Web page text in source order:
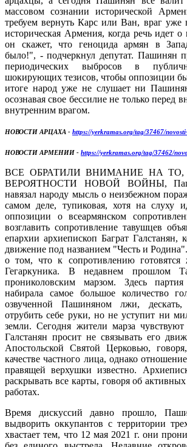
массовом сознании исторической
требуем вернуть Карс или Ван, враг
историческая Армения, когда речь идет
он скажет, что геноцида армян в
было!", - подчеркнул депутат. Пашинян
периодических выбросов в
шокирующих тезисов, чтобы оппозиции
итоге народ уже не слушает ни
осознавая свое бессилие не только перед
внутренним врагом.
НОВОСТИ АРЦАХА - https://yerkramas.org/tag/37467/
НОВОСТИ АРМЕНИИ - https://yerkramas.org/tag/37462/
ВСЕ ОБРАТИЛИ ВНИМАНИЕ НА ТО,
ВЕРОЯТНОСТИ НОВОЙ ВОЙНЫ,
навязал народу мысль о неизбежном
самом деле, тупиковая, хотя на слуху
оппозиции о всеармянском
возглавить сопротивление тавушцев
епархии архиепископ Баграт Галстанян,
движение под названием "Честь и
о том, что к сопротивлению
Гегаркуника. В недавнем прошлом
прониколовским марзом. Здесь
набирала самое большое количество
озвученной Пашиняном лжи,
отрубить себе руки, но не уступит ни
земли. Сегодня жители марза
Галстанян просит не связывать его
Апостольской Святой Церковью,
качестве частного лица, однако
правящей верхушки известно.
раскрывать все карты, говоря об
работах.
Время дискуссий давно прошло,
выдворить оккупантов с территории
хвастает тем, что 12 мая 2021 г. они